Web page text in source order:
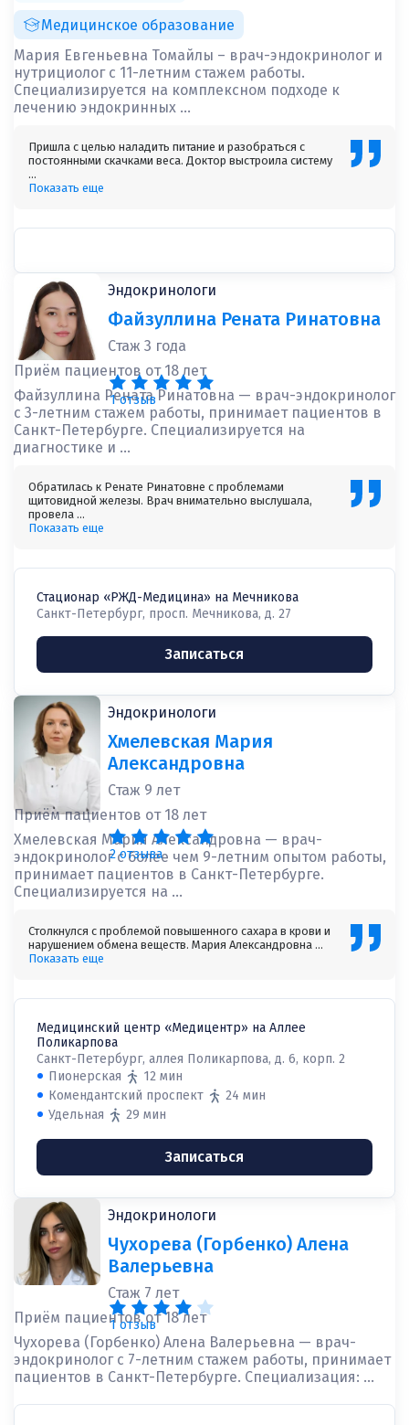
Медицинское образование
Мария Евгеньевна Томайлы – врач-эндокринолог и
нутрициолог с 11-летним стажем работы.
Специализируется на комплексном подходе к
лечению эндокринных ...
Пришла с целью наладить питание и разобраться с
постоянными скачками веса. Доктор выстроила систему
...
Показать еще
1 отзыв
Эндокринологи
Файзуллина Рената Ринатовна
Стаж 3 года
Приём пациентов от 18 лет
Файзуллина Рената Ринатовна — врач-эндокринолог
с 3-летним стажем работы, принимает пациентов в
Санкт-Петербурге. Специализируется на
диагностике и ...
Обратилась к Ренате Ринатовне с проблемами
щитовидной железы. Врач внимательно выслушала,
провела ...
Показать еще
Стационар «РЖД-Медицина» на Мечникова
Санкт-Петербург, просп. Мечникова, д. 27
Записаться
2 отзыва
Эндокринологи
Хмелевская Мария
Александровна
Стаж 9 лет
Приём пациентов от 18 лет
Хмелевская Мария Александровна — врач-
эндокринолог с более чем 9-летним опытом работы,
принимает пациентов в Санкт-Петербурге.
Специализируется на ...
Столкнулся с проблемой повышенного сахара в крови и
нарушением обмена веществ. Мария Александровна ...
Показать еще
Медицинский центр «Медицентр» на Аллее
Поликарпова
Санкт-Петербург, аллея Поликарпова, д. 6, корп. 2
Пионерская
12 мин
Комендантский проспект
24 мин
Удельная
29 мин
Записаться
1 отзыв
Эндокринологи
Чухорева (Горбенко) Алена
Валерьевна
Стаж 7 лет
Приём пациентов от 18 лет
Чухорева (Горбенко) Алена Валерьевна — врач-
эндокринолог с 7-летним стажем работы, принимает
пациентов в Санкт-Петербурге. Специализация: ...